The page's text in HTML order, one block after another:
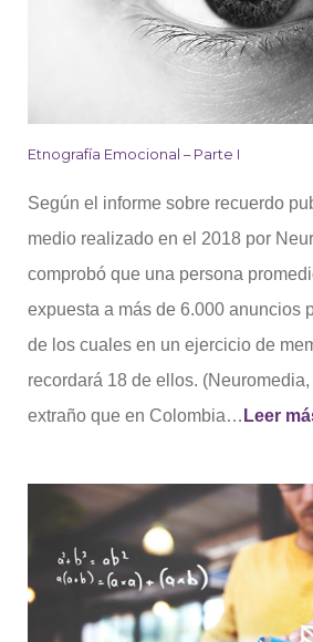
Etnografía Emocional – Parte I
Según el informe sobre recuerdo
medio realizado en el 2018 por
comprobó que una persona
expuesta a más de 6.000 anuncios
de los cuales en un ejercicio de
recordará 18 de ellos.
extraño que en Colombia… Leer